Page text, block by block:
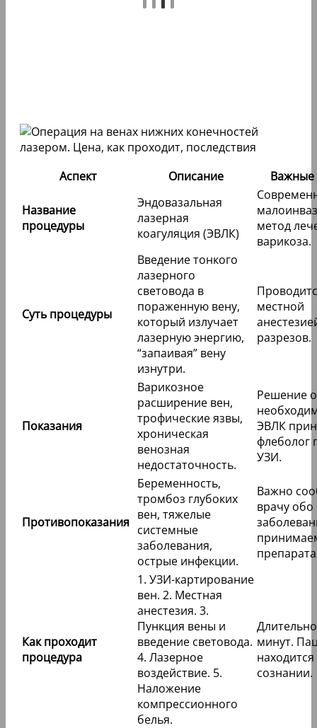
Аспект Описание Важные
Название
процедуры
Эндовазальная
лазерная
коагуляция (ЭВЛК)
метод
варикоза.
Суть процедуры
Введение тонкого
лазерного
световода в
пораженную вену,
который излучает
лазерную энергию,
“запаивая” вену
изнутри.
местной
разрезов.
Показания
Варикозное
расширение вен,
трофические язвы,
хроническая
венозная
недостаточность.
Решение о
ЭВЛК
флеболог
УЗИ.
Противопоказания
Беременность,
тромбоз глубоких
вен, тяжелые
системные
заболевания,
острые инфекции.
Важно
врачу обо
Как проходит
процедура
1. УЗИ-картирование
вен. 2. Местная
анестезия. 3.
Пункция вены и
введение световода.
4. Лазерное
воздействие. 5.
Наложение
компрессионного
белья.
минут.
находится
сознании.